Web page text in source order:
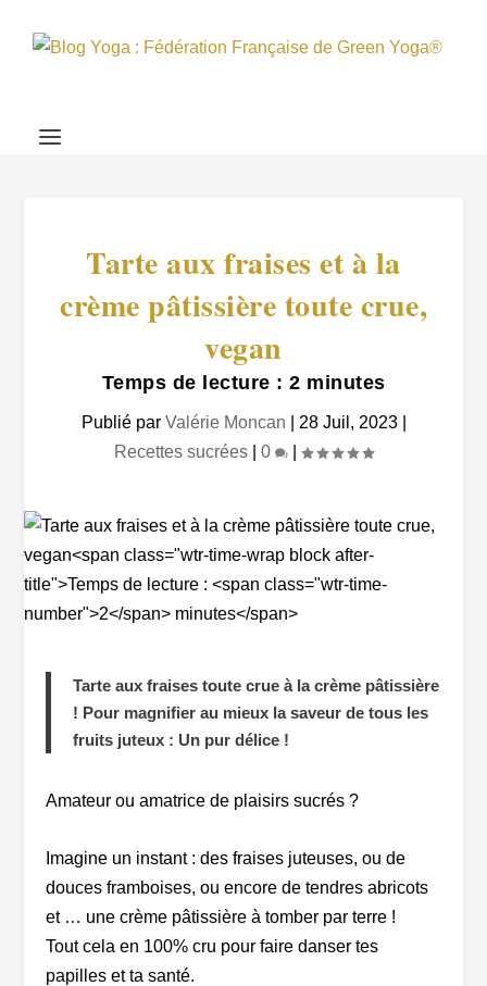
Tarte aux fraises et à la
crème pâtissière toute crue,
vegan
Temps de lecture : 2 minutes
Publié par Valérie Moncan 28 Juil, 2023|
Recettes sucrées
0
Tarte aux fraises toute crue à la crème pâtissière
! Pour magnifier au mieux la saveur de tous les
fruits juteux : Un pur délice !
Amateur ou amatrice de plaisirs sucrés ?
Imagine un instant : des fraises juteuses, ou de
douces framboises, ou encore de tendres abricots
et … une crème pâtissière à tomber par terre !
Tout cela en 100% cru pour faire danser tes
papilles et ta santé.